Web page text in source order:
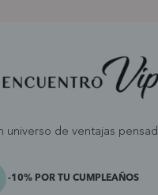
universo de ventajas
-10% POR TU CUMPLEAÑOS